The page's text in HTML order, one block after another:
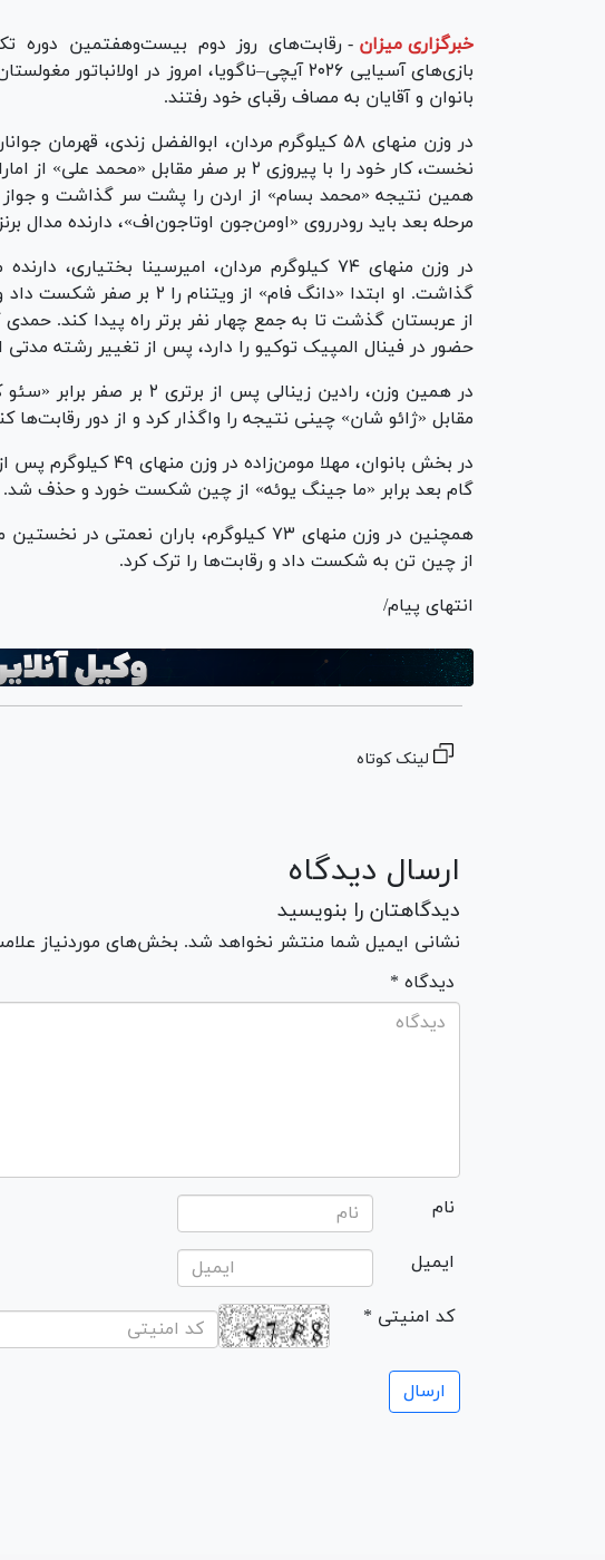
خبرگزاری میزان - رقابت‌های روز دوم بیست‌وهفتمین دوره
بازی‌های آسیایی ۲۰۲۶ آیچی–ناگویا، امروز در
بانوان و آقایان به مصاف رقبای خود رفتند.
در وزن منهای ۵۸ کیلوگرم مردان، ابوالفضل زندی،
نخست، کار خود را با پیروزی ۲ بر صفر مقابل
همین نتیجه «محمد بسام» از اردن را پشت سر گذاشت و جواز
مرحله بعد باید رودرروی «اومن‌جون اوتاجون‌اف»، دارنده مدال برنز جهان ۲۰۲۳ از ازبکستان
در وزن منهای ۷۴ کیلوگرم مردان، امیرسینا
گذاشت. او ابتدا «دانگ فام»
از عربستان گذشت تا به جمع چهار نفر برتر راه پیدا کند.
حضور در فینال المپیک توکیو را دارد، پس از تغییر رشته
در همین وزن، رادین زینالی
مقابل «ژائو شان» چینی نتیجه را واگذار کرد و از دور رقابت‌ها
گام بعد برابر «ما جینگ یوئه» از چین شکست خورد و حذف شد.
از چین تن به شکست داد و رقابت‌ها را ترک کرد.
انتهای پیام/
لینک کوتاه
ارسال دیدگاه
دیدگاهتان را بنویسید
نشانی ایمیل شما منتشر نخواهد شد. بخش‌های موردنیاز
* دیدگاه
نام
ایمیل
* کد امنیتی